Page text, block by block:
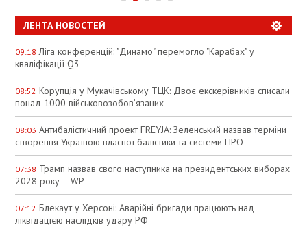
ЛЕНТА НОВОСТЕЙ
09:18 Ліга конференцій: "Динамо" перемогло "Карабах" у
кваліфікації Q3
08:52 Корупція у Мукачівському ТЦК: Двоє екскерівників списали
понад 1000 військовозобов’язаних
08:03 Антибалістичний проект FREYJA: Зеленський назвав терміни
створення Україною власної балістики та системи ПРО
07:38 Трамп назвав свого наступника на президентських виборах
2028 року – WP
07:12 Блекаут у Херсоні: Аварійні бригади працюють над
ліквідацією наслідків удару РФ